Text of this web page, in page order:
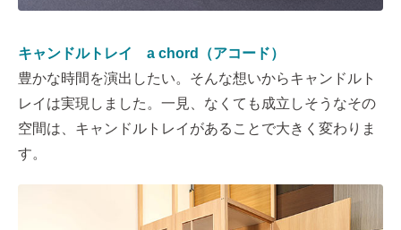
キャンドルトレイ a chord（アコード）
豊かな時間を演出したい。そんな想いからキャンドルト
レイは実現しました。一見、なくても成立しそうなその
空間は、キャンドルトレイがあることで大きく変わりま
す。